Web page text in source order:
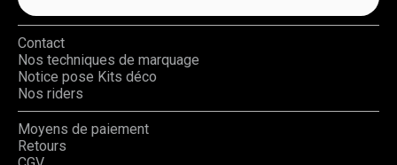
Contact
Nos techniques de marquage
Notice pose Kits déco
Nos riders
Moyens de paiement
Retours